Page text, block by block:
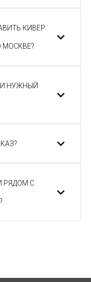
КИВЕР
МОСКВЕ?
НУЖНЫЙ
РЯДОМ С